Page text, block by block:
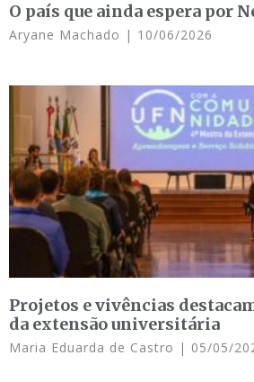
O país que ainda espera por
Aryane Machado 10/06/2026
Projetos e vivências
da extensão universitária
Maria Eduarda de Castro 05/05/